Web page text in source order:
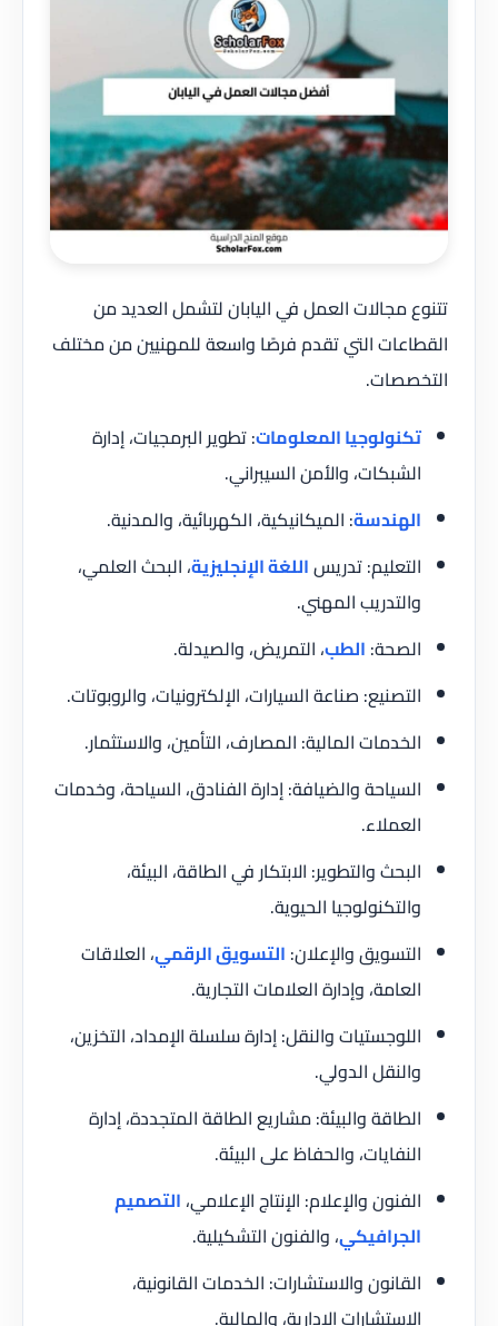
تتنوع مجالات العمل في اليابان لتشمل العديد من
القطاعات التي تقدم فرصًا واسعة للمهنيين من مختلف
التخصصات.
تكنولوجيا المعلومات: تطوير البرمجيات، إدارة
الشبكات، والأمن السيبراني.
الهندسة: الميكانيكية، الكهربائية، والمدنية.
التعليم: تدريساللغة الإنجليزية، البحث العلمي،
والتدريب المهني.
الصحة: الطب، التمريض، والصيدلة.
التصنيع: صناعة السيارات، الإلكترونيات، والروبوتات.
الخدمات المالية: المصارف، التأمين، والاستثمار.
السياحة والضيافة: إدارة الفنادق، السياحة، وخدمات
العملاء.
البحث والتطوير: الابتكار في الطاقة، البيئة،
والتكنولوجيا الحيوية.
التسويق والإعلان: التسويق الرقمي، العلاقات
العامة، وإدارة العلامات التجارية.
اللوجستيات والنقل: إدارة سلسلة الإمداد، التخزين،
والنقل الدولي.
الطاقة والبيئة: مشاريع الطاقة المتجددة، إدارة
النفايات، والحفاظ على البيئة.
الفنون والإعلام: الإنتاج الإعلامي،التصميم
الجرافيكي، والفنون التشكيلية.
القانون والاستشارات: الخدمات القانونية،
الاستشارات الإدارية، والمالية.